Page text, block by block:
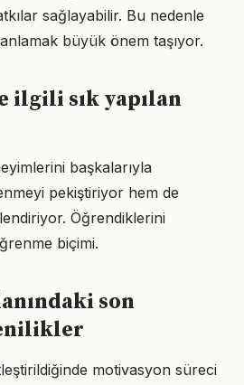
sağlayabilir. Bu nedenle
büyük önem taşıyor.
ilgili sık yapılan
başkalarıyla
pekiştiriyor hem de
Öğrendiklerini
biçimi.
son
motivasyon süreci